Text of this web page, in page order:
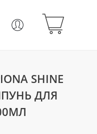
SHINE
ДЛЯ